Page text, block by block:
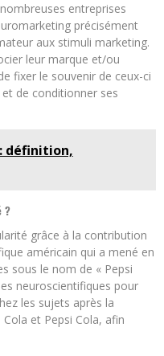
entreprises
précisément
aux stimuli marketing.
leur marque et/ou
fixer le souvenir de ceux-ci
de conditionner ses
définition,
?
grâce à la contribution
américain qui a mené en
sous le nom de « Pepsi
neuroscientifiques pour
les sujets après la
et Pepsi Cola, afin